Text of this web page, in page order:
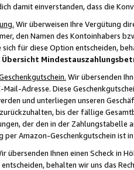
damit einverstanden, dass die
Wir überweisen Ihre Vergütung
den Namen des Kontoinhabers
für diese Option entscheiden,
Übersicht
Wir übersenden
Adresse. Diese
und unterliegen unseren
bis der fällige
der den in der
per Amazon-Geschenkgutschein ist
übersenden Ihnen einen Scheck in
behalten wir uns das